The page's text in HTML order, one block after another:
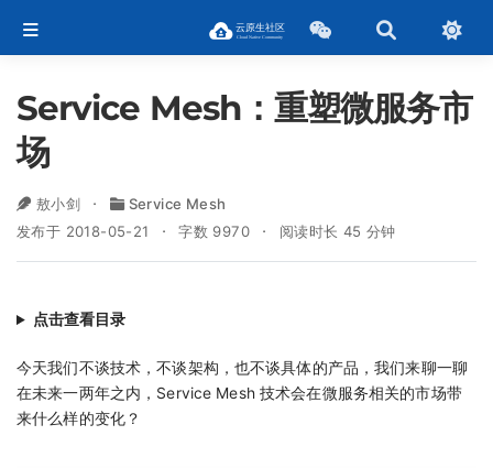
Service Mesh：重塑微服务市
场
敖小剑
Service Mesh
发布于 2018-05-21
字数 9970 阅读时长 45 分钟
点击查看目录
今天我们不谈技术，不谈架构，也不谈具体的产品，我们来聊一聊
在未来一两年之内，Service Mesh 技术会在微服务相关的市场带
来什么样的变化？